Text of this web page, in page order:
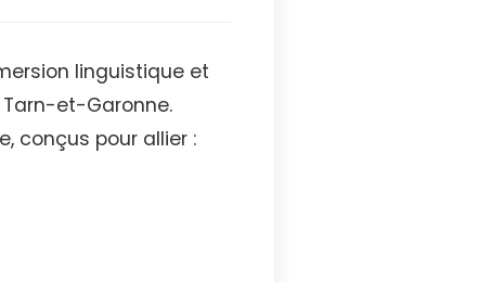
linguistique et
Tarn-et-Garonne.
conçus pour allier :